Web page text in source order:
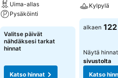
Uima-allas
Pysäköinti
Katso hinnat
Valitse päivät
nähdäksesi tarkat
hinnat
Katso hinnat
Kylpylä
Katso
alkaen
Näytä hinnat
sivustolta
Katso